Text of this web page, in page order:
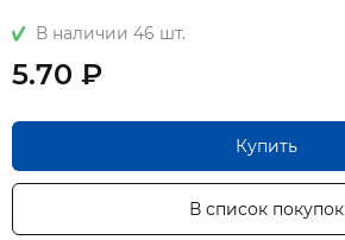
В наличии 46 шт.
5.70 ₽
Купить
В список покупок